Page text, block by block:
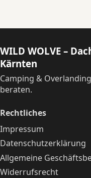
WILD WOLVE –
Kärnten
Camping &
beraten.
Rechtliches
Impressum
Datenschutzerklärung
Allgemeine
Widerrufsrecht